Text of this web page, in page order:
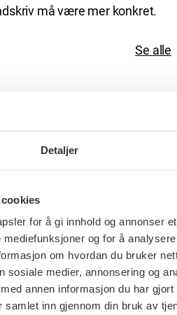
Detaljer
for å gi innhold og annonser
og for å
om hvordan du bruker
sosiale medier, annonsering og
annen informasjon du har gjort
samlet inn gjennom din bruk av
må være mer konkret.
Se alle
Anneli i yrkesetisk råd